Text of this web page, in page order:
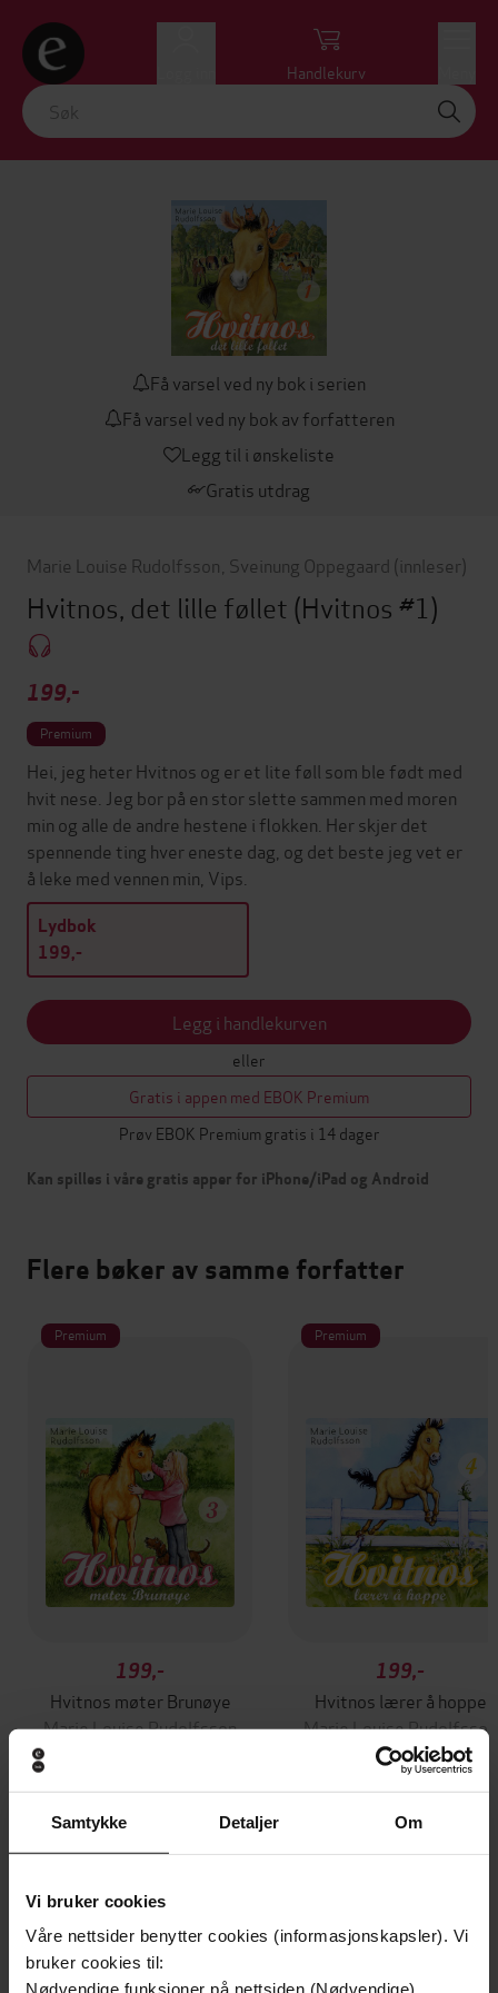
Samtykke Detaljer Om
Vi bruker cookies
Våre nettsider benytter cookies (informasjonskapsler). Vi
bruker cookies til:
Nødvendige funksjoner på nettsiden (Nødvendige)
Handlekurv
Få varsel ved ny bok i serien
Få varsel ved ny bok av forfatteren
Legg til i ønskeliste
Gratis utdrag
Marie Louise Rudolfsson Sveinung Oppegaard (innleser)
Hvitnos, det lille føllet (Hvitnos #1)
199,-
Premium
Hei, jeg heter Hvitnos og er et lite føll som ble født med
hvit nese. Jeg bor på en stor slette sammen med moren
min og alle de andre hestene i flokken. Her skjer det
spennende ting hver eneste dag, og det beste jeg vet er
å leke med vennen min, Vips.
Lydbok
199,-
Legg i handlekurven
eller
Gratis i appen med EBOK Premium
Prøv EBOK Premium gratis i 14 dager
Kan spilles i våre gratis apper for iPhone/iPad og Android
Flere bøker av samme forfatter
Premium
199,-
Hvitnos møter Brunøye
Marie Louise Rudolfsson
Premium
199,-
Hvitnos lærer å hoppe
Marie Louise Rudolfsson
LYDBOK